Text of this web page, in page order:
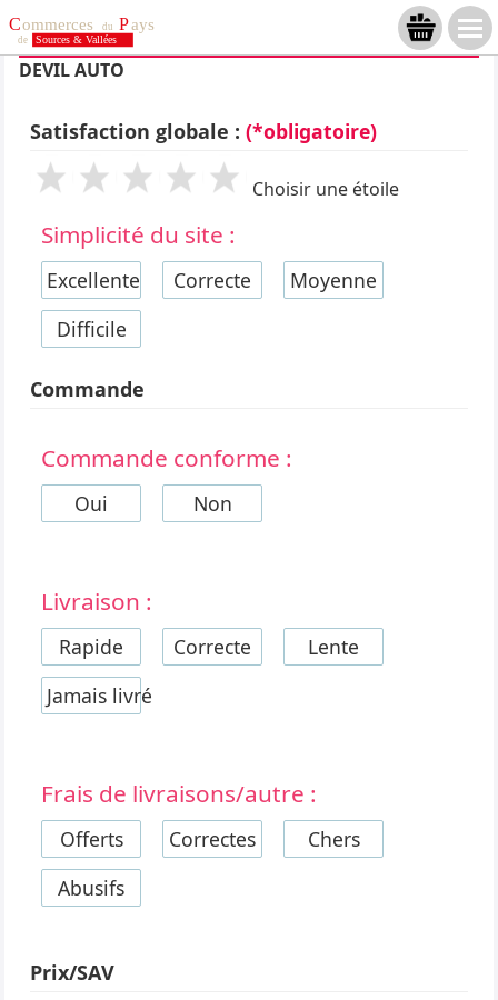
DEVIL AUTO
Satisfaction globale :(*obligatoire)
Choisir une étoile
Simplicité du site :
Excellente Correcte
Moyenne
Difficile
Commande
Commande conforme :
Oui Non
Livraison :
Rapide Correcte
Lente
Jamais livré
Frais de livraisons/autre :
Offerts Correctes
Chers
Abusifs
Prix/SAV